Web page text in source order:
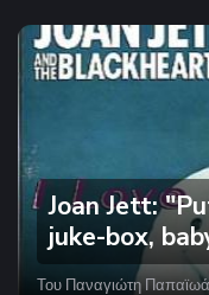
Joan Jett:
juke-box,
Του Παναγιώτη